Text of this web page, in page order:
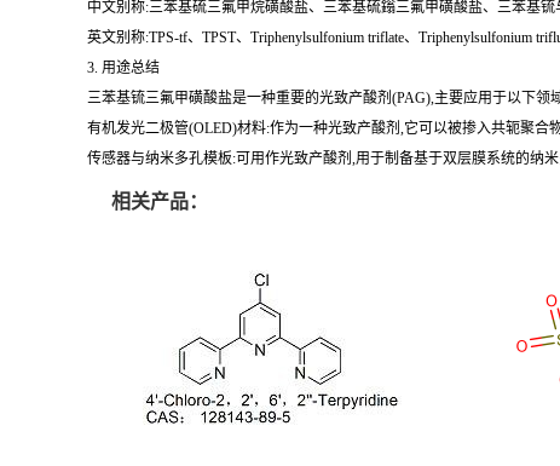
中文别称:三苯基硫三氟甲烷磺酸盐、三苯基硫鎓三氟甲磺酸盐、三苯基
英文别称:TPS-tf、TPST、Triphenylsulfonium triflate、Triphenylsulfonium
3. 用途总结
三苯基锍三氟甲磺酸盐是一种重要的光致产酸剂(PAG),主要应用于以下领
有机发光二极管(OLED)材料:作为一种光致产酸剂,它可以被掺入共轭聚合
传感器与纳米多孔模板:可用作光致产酸剂,用于制备基于双层膜系统的纳
相关产品：